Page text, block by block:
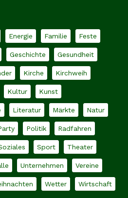
Energie Familie Feste
Geschichte Gesundheit
Kirche Kirchweih
Kultur Kunst
Literatur Märkte Natur
Politik Radfahren
Sport Theater
Unternehmen Vereine
Wetter Wirtschaft